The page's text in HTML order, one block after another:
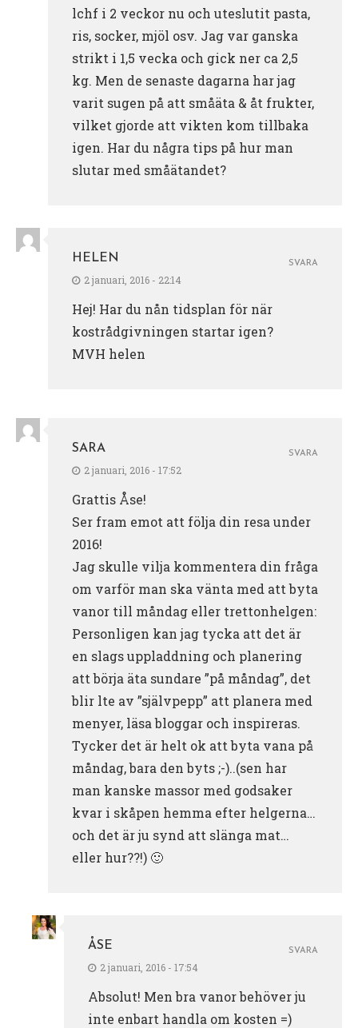
lchf i 2 veckor nu och uteslutit pasta,
ris, socker, mjöl osv. Jag var ganska
strikt i 1,5 vecka och gick ner ca 2,5
kg. Men de senaste dagarna har jag
varit sugen på att småäta & åt frukter,
vilket gjorde att vikten kom tillbaka
igen. Har du några tips på hur man
slutar med småätandet?
HELEN
2 januari, 2016 - 22:14
Hej! Har du nån tidsplan för när
kostrådgivningen startar igen?
MVH helen
SVARA
SARA
2 januari, 2016 - 17:52
Grattis Åse!
Ser fram emot att följa din resa under
2016!
Jag skulle vilja kommentera din fråga
om varför man ska vänta med att byta
vanor till måndag eller trettonhelgen:
Personligen kan jag tycka att det är
en slags uppladdning och planering
att börja äta sundare ”på måndag”, det
blir lte av ”självpepp” att planera med
menyer, läsa bloggar och inspireras.
Tycker det är helt ok att byta vana på
måndag, bara den byts ;-)..(sen har
man kanske massor med godsaker
kvar i skåpen hemma efter helgerna…
och det är ju synd att slänga mat…
eller hur??!) 🙂
SVARA
ÅSE
2 januari, 2016 - 17:54
Absolut! Men bra vanor behöver ju
inte enbart handla om kosten =)
SVARA